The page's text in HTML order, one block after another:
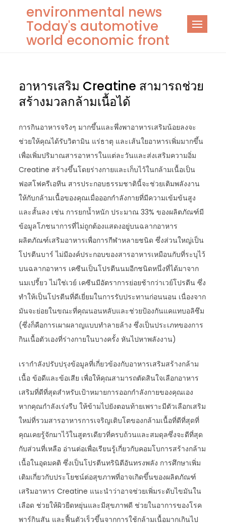
content
environmental news
Today's automotive
world economic front
อาหารเสริม Creatine สามารถช่วย
สร้างมวลกล้ามเนื้อได้
การกินอาหารจริงๆ มากขึ้นและพึ่งพาอาหารเสริมน้อยลงจะ
ช่วยให้คุณได้รับวิตามิน แร่ธาตุ และเส้นใยอาหารเพิ่มมากขึ้น
เพื่อเพิ่มปริมาณสารอาหารในแต่ละวันและส่งเสริมความอิ่ม
Creatine สร้างขึ้นโดยร่างกายและเก็บไว้ในกล้ามเนื้อเป็น
ฟอสโฟครีเอทีน สารประกอบธรรมชาตินี้จะช่วยเติมพลังงาน
ให้กับกล้ามเนื้อของคุณเมื่อออกกำลังกายที่มีความเข้มข้นสูง
และสั้นลง เช่น การยกน้ำหนัก ประมาณ 33% ของผลิตภัณฑ์มี
ข้อมูลโภชนาการที่ไม่ถูกต้องแสดงอยู่บนฉลากอาหาร
ผลิตภัณฑ์เสริมอาหารเพื่อการกีฬาหลายชนิด ซึ่งส่วนใหญ่เป็น
โปรตีนบาร์ ไม่มีองค์ประกอบของสารอาหารเหมือนกับที่ระบุไว้
บนฉลากอาหาร เคซีนเป็นโปรตีนนมอีกชนิดหนึ่งที่ได้มาจาก
นมเปรี้ยว ไม่ใช่เวย์ เคซีนมีอัตราการย่อยช้ากว่าเวย์โปรตีน ซึ่ง
ทำให้เป็นโปรตีนที่ดีเยี่ยมในการรับประทานก่อนนอน เนื่องจาก
มันจะย่อยในขณะที่คุณนอนหลับและช่วยป้องกันแคแทบอลิซึม
(ซึ่งก็คือการเผาผลาญแบบทำลายล้าง ซึ่งเป็นประเภทของการ
กินเนื้อตัวเองที่ร่างกายในบางครั้ง หันไปหาพลังงาน)
เรากำลังปรับปรุงข้อมูลที่เกี่ยวข้องกับอาหารเสริมสร้างกล้าม
เนื้อ ข้อดีและข้อเสีย เพื่อให้คุณสามารถตัดสินใจเลือกอาหาร
เสริมที่ดีที่สุดสำหรับเป้าหมายการออกกำลังกายของคุณเอง
หากคุณกำลังเร่งรีบ ให้ข้ามไปยังตอนท้ายเพราะมีตัวเลือกเสริม
ใหม่ที่รวมสารอาหารการเจริญเติบโตของกล้ามเนื้อที่ดีที่สุดที่
คุณเคยรู้จักมาไว้ในสูตรเดียวที่ครบถ้วนและสมดุลซึ่งจะดีที่สุด
กับส่วนที่เหลือ อ่านต่อเพื่อเรียนรู้เกี่ยวกับคอมโบการสร้างกล้าม
เนื้อในอุดมคติ ซึ่งเป็นโปรตีนทรินิตีอันทรงพลัง การศึกษาเพิ่ม
เติมเกี่ยวกับประโยชน์ต่อสุขภาพที่อาจเกิดขึ้นของผลิตภัณฑ์
เสริมอาหาร Creatine แนะนำว่าอาจช่วยเพิ่มระดับไขมันใน
เลือด ช่วยให้ผิวยืดหยุ่นและมีสุขภาพดี ช่วยในอาการของโรค
พาร์กินสัน และฟื้นตัวเร็วขึ้นจากการใช้กล้ามเนื้อมากเกินไป